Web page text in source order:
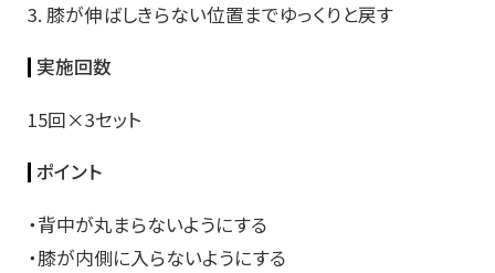
3. 膝が伸ばしきらない位置までゆっくりと戻す
実施回数
15回×3セット
ポイント
・背中が丸まらないようにする
・膝が内側に入らないようにする